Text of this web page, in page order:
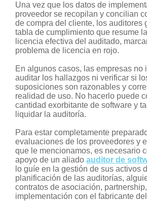
Una vez que los datos de
proveedor se recopilan y concilian
de compra del cliente, los auditores
tabla de cumplimiento que resume
licencia efectiva del auditado,
problema de licencia en rojo.
En algunos casos, las empresas no
auditar los hallazgos ni verificar si
suposiciones son razonables y
realidad de uso. No hacerlo puede
cantidad exorbitante de software y
liquidar la auditoría.
Para estar completamente
evaluaciones de los proveedores y
que le mencionamos, es necesario
apoyo de un aliadoauditor de
lo guíe en la gestión de sus activos
planificación de las auditorías,
contratos de asociación,
implementación con el fabricante